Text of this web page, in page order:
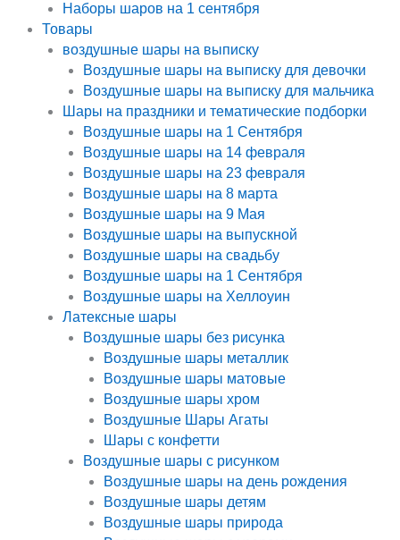
Наборы шаров на 1 сентября
Товары
воздушные шары на выписку
Воздушные шары на выписку для девочки
Воздушные шары на выписку для мальчика
Шары на праздники и тематические подборки
Воздушные шары на 1 Сентября
Воздушные шары на 14 февраля
Воздушные шары на 23 февраля
Воздушные шары на 8 марта
Воздушные шары на 9 Мая
Воздушные шары на выпускной
Воздушные шары на свадьбу
Воздушные шары на 1 Сентября
Воздушные шары на Хеллоуин
Латексные шары
Воздушные шары без рисунка
Воздушные шары металлик
Воздушные шары матовые
Воздушные шары хром
Воздушные Шары Агаты
Шары с конфетти
Воздушные шары с рисунком
Воздушные шары на день рождения
Воздушные шары детям
Воздушные шары природа